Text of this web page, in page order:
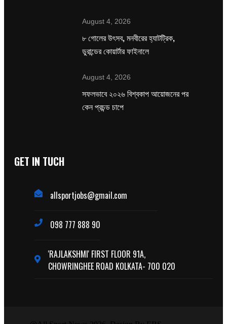
August 4, 2026
৮ গোলের উৎসব, মনবীরের হ্যাটট্রিক,
ডুরান্ডের কোয়ার্টার ফাইনালে
August 4, 2026
সফলভাবে ২০২৬ বিশ্বকাপ আয়োজনের পর
কেন প্রচন্ড চাপে
GET IN TUCH
allsportjobs@gmail.com
098 777 888 90
'RAJLAKSHMI' FIRST FLOOR 91A,
CHOWRINGHEE ROAD KOLKATA- 700 020